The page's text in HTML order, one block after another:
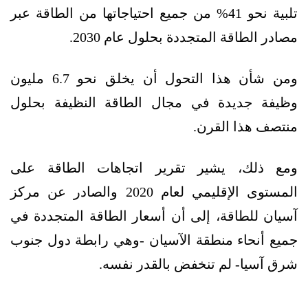
تلبية نحو 41% من جميع احتياجاتها من الطاقة عبر
مصادر الطاقة المتجددة بحلول عام 2030.
ومن شأن هذا التحول أن يخلق نحو 6.7 مليون
وظيفة جديدة في مجال الطاقة النظيفة بحلول
منتصف هذا القرن.
ومع ذلك، يشير تقرير اتجاهات الطاقة على
المستوى الإقليمي لعام 2020 والصادر عن مركز
آسيان للطاقة، إلى أن أسعار الطاقة المتجددة في
جميع أنحاء منطقة الآسيان -وهي رابطة دول جنوب
شرق آسيا- لم تنخفض بالقدر نفسه.